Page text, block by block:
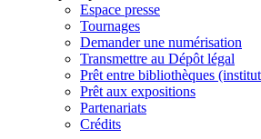
Espace presse
Tournages
Demander une numérisation
Transmettre au Dépôt légal
Prêt entre bibliothèques
Prêt aux expositions
Partenariats
Crédits